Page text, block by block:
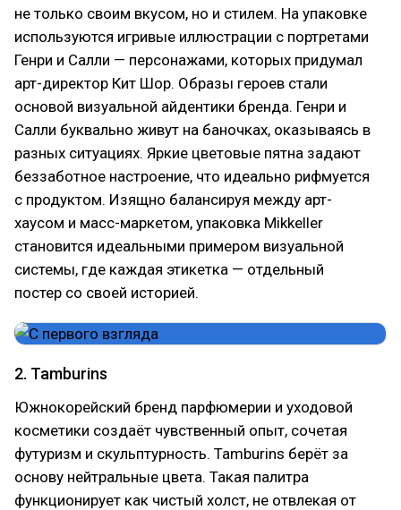
не только своим вкусом, но и стилем. На упаковке
используются игривые иллюстрации с портретами
Генри и Салли — персонажами, которых придумал
арт-директор Кит Шор. Образы героев стали
основой визуальной айдентики бренда. Генри и
Салли буквально живут на баночках, оказываясь в
разных ситуациях. Яркие цветовые пятна задают
беззаботное настроение, что идеально рифмуется
с продуктом. Изящно балансируя между арт-
хаусом и масс-маркетом, упаковка Mikkeller
становится идеальными примером визуальной
системы, где каждая этикетка — отдельный
постер со своей историей.
2. Tamburins
Южнокорейский бренд парфюмерии и уходовой
косметики создаёт чувственный опыт, сочетая
футуризм и скульптурность. Tamburins берёт за
основу нейтральные цвета. Такая палитра
функционирует как чистый холст, не отвлекая от